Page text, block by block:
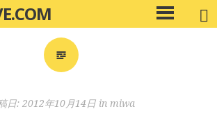
メ
イ
日: 2012年10月14日 in miwa